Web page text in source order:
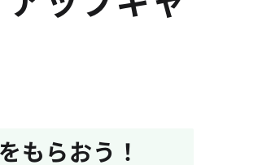
もらおう！